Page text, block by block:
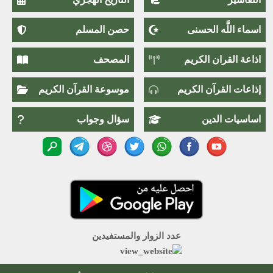
اسماء اللَّٰه الحسنى حصن المسلم
اذاعة القران الكريم المصحف
إذاعات القرآن الكريم موسوعة القرآن الكريم
اساسيات الدين سؤال وجواب
عدد الزوار والمستفيدين